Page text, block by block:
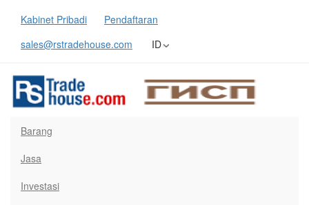
Kabinet Pribadi
Pendaftaran
sales@rstradehouse.com
ID
Barang
Jasa
Investasi